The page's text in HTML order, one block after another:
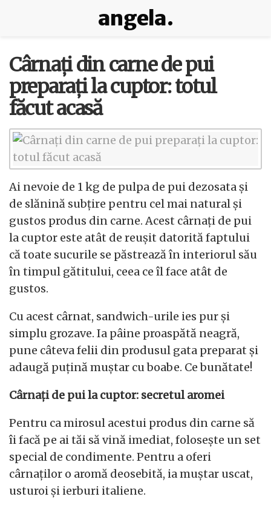
angela.
Cârnați din carne de pui
preparați la cuptor: totul
făcut acasă
Ai nevoie de 1 kg de pulpa de pui dezosata și
de slănină subțire pentru cel mai natural și
gustos produs din carne. Acest cârnați de pui
la cuptor este atât de reușit datorită faptului
că toate sucurile se păstrează în interiorul său
în timpul gătitului, ceea ce îl face atât de
gustos.
Cu acest cârnat, sandwich-urile ies pur și
simplu grozave. Ia pâine proaspătă neagră,
pune câteva felii din produsul gata preparat și
adaugă puțină muștar cu boabe. Ce bunătate!
Cârnați de pui la cuptor: secretul aromei
Pentru ca mirosul acestui produs din carne să
îi facă pe ai tăi să vină imediat, folosește un set
special de condimente. Pentru a oferi
cârnaților o aromă deosebită, ia muștar uscat,
usturoi și ierburi italiene.